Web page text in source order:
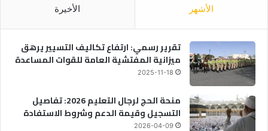
الأشهر الأخيرة
تقرير رسمي: ارتفاع تكاليف التسيير يرهق
ميزانية المفتشية العامة للقوات المساعدة
2025-11-18
منحة الحج لرجال التعليم 2026: تفاصيل
التسجيل وقيمة الدعم وشروط الاستفادة
2026-04-09